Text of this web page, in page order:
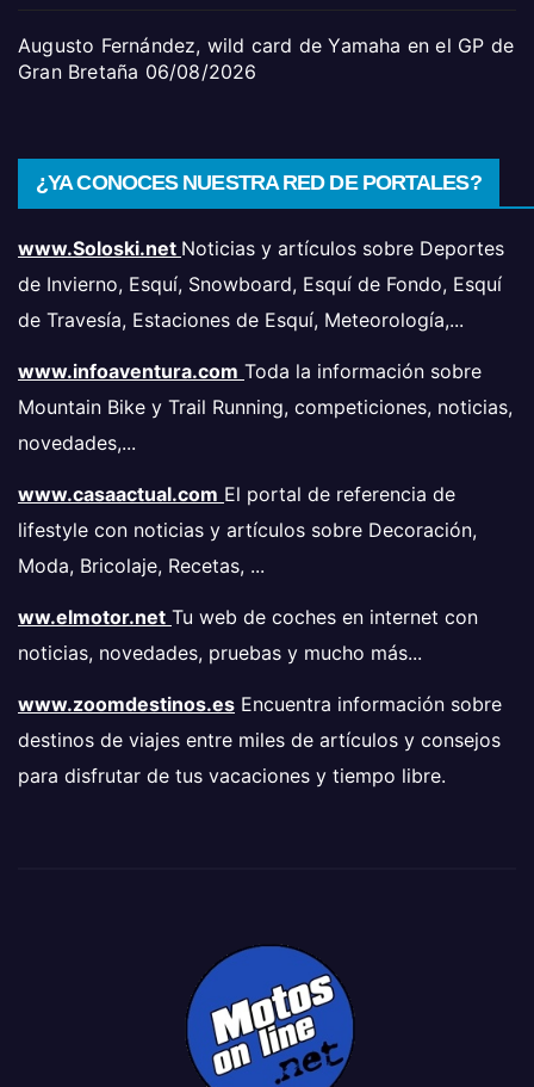
Augusto Fernández, wild card de Yamaha en el GP de
Gran Bretaña 06/08/2026
¿YA CONOCES NUESTRA RED DE PORTALES?
www.Soloski.net Noticias y artículos sobre Deportes
de Invierno, Esquí, Snowboard, Esquí de Fondo, Esquí
de Travesía, Estaciones de Esquí, Meteorología,...
www.infoaventura.com Toda la información sobre
Mountain Bike y Trail Running, competiciones, noticias,
novedades,...
www.casaactual.com El portal de referencia de
lifestyle con noticias y artículos sobre Decoración,
Moda, Bricolaje, Recetas, ...
ww.elmotor.net Tu web de coches en internet con
noticias, novedades, pruebas y mucho más...
www.zoomdestinos.es Encuentra información sobre
destinos de viajes entre miles de artículos y consejos
para disfrutar de tus vacaciones y tiempo libre.